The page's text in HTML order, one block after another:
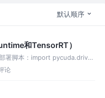
默认顺序
和TensorRT）
署脚本：import pycuda.driver
ten
论